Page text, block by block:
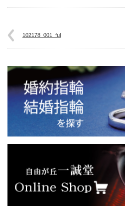
102178_001_ful